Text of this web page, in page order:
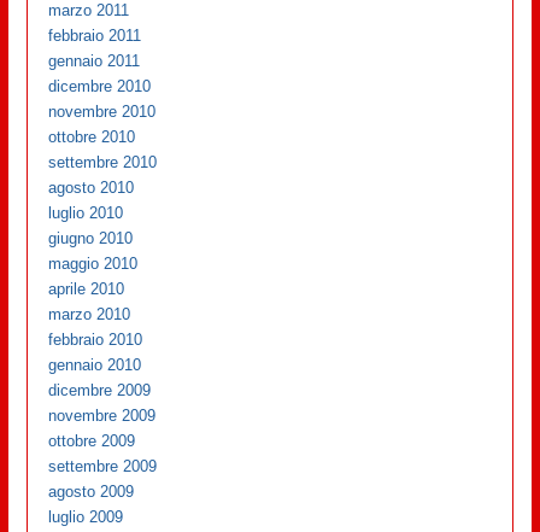
marzo 2011
febbraio 2011
gennaio 2011
dicembre 2010
novembre 2010
ottobre 2010
settembre 2010
agosto 2010
luglio 2010
giugno 2010
maggio 2010
aprile 2010
marzo 2010
febbraio 2010
gennaio 2010
dicembre 2009
novembre 2009
ottobre 2009
settembre 2009
agosto 2009
luglio 2009